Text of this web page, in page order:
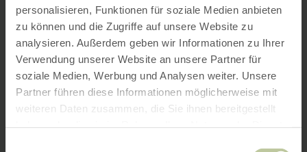
personalisieren, Funktionen für soziale Medien anbieten
zu können und die Zugriffe auf unsere Website zu
analysieren. Außerdem geben wir Informationen zu Ihrer
Verwendung unserer Website an unsere Partner für
soziale Medien, Werbung und Analysen weiter. Unsere
Partner führen diese Informationen möglicherweise mit
weiteren Daten zusammen, die Sie ihnen bereitgestellt